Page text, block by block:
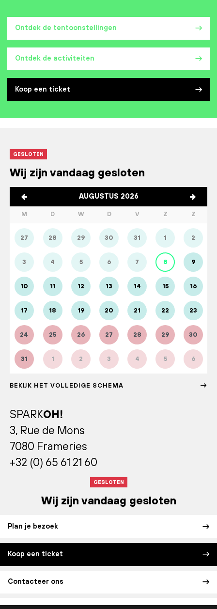
Ontdek de tentoonstellingen
Ontdek de activiteiten
Koop een ticket
GESLOTEN
Wij zijn vandaag gesloten
AUGUSTUS 2026
M D W D V Z Z
27 28 29 30 31 1 2
3 4 5 6 7 8 9
10 11 12 13 14 15 16
17 18 19 20 21 22 23
24 25 26 27 28 29 30
31 1 2 3 4 5 6
BEKIJK HET VOLLEDIGE SCHEMA
SPARKOH!
3, Rue de Mons
7080 Frameries
+32 (0) 65 61 21 60
GESLOTEN
Wij zijn vandaag gesloten
Plan je bezoek
Koop een ticket
Contacteer ons